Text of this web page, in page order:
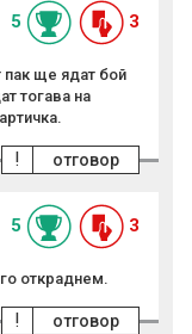
5 3
пак ще ядат бой
тогава на
отговор
!
5 3
откраднем.
отговор
!